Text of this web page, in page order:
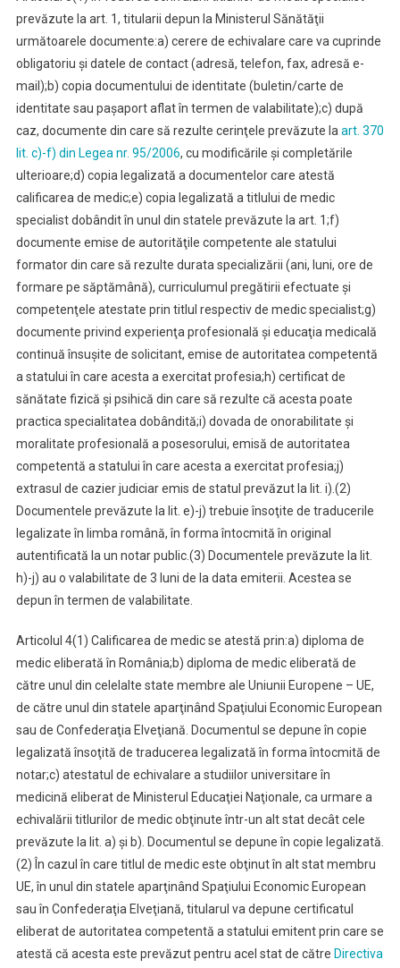
prevăzute la art. 1, titularii depun la Ministerul Sănătăţii
următoarele documente:a) cerere de echivalare care va cuprinde
obligatoriu şi datele de contact (adresă, telefon, fax, adresă e-
mail);b) copia documentului de identitate (buletin/carte de
identitate sau paşaport aflat în termen de valabilitate);c) după
caz, documente din care să rezulte cerinţele prevăzute la art. 370
lit. c)-f) din Legea nr. 95/2006, cu modificările şi completările
ulterioare;d) copia legalizată a documentelor care atestă
calificarea de medic;e) copia legalizată a titlului de medic
specialist dobândit în unul din statele prevăzute la art. 1;f)
documente emise de autorităţile competente ale statului
formator din care să rezulte durata specializării (ani, luni, ore de
formare pe săptămână), curriculumul pregătirii efectuate şi
competenţele atestate prin titlul respectiv de medic specialist;g)
documente privind experienţa profesională şi educaţia medicală
continuă însuşite de solicitant, emise de autoritatea competentă
a statului în care acesta a exercitat profesia;h) certificat de
sănătate fizică şi psihică din care să rezulte că acesta poate
practica specialitatea dobândită;i) dovada de onorabilitate şi
moralitate profesională a posesorului, emisă de autoritatea
competentă a statului în care acesta a exercitat profesia;j)
extrasul de cazier judiciar emis de statul prevăzut la lit. i). (2)
Documentele prevăzute la lit. e)-j) trebuie însoţite de traducerile
legalizate în limba română, în forma întocmită în original
autentificată la un notar public.(3) Documentele prevăzute la lit.
h)-j) au o valabilitate de 3 luni de la data emiterii. Acestea se
depun în termen de valabilitate.
Articolul 4(1) Calificarea de medic se atestă prin:a) diploma de
medic eliberată în România;b) diploma de medic eliberată de
către unul din celelalte state membre ale Uniunii Europene – UE,
de către unul din statele aparţinând Spaţiului Economic European
sau de Confederaţia Elveţiană. Documentul se depune în copie
legalizată însoţită de traducerea legalizată în forma întocmită de
notar;c) atestatul de echivalare a studiilor universitare în
medicină eliberat de Ministerul Educaţiei Naţionale, ca urmare a
echivalării titlurilor de medic obţinute într-un alt stat decât cele
prevăzute la lit. a) şi b). Documentul se depune în copie legalizată.
(2) În cazul în care titlul de medic este obţinut în alt stat membru
UE, în unul din statele aparţinând Spaţiului Economic European
sau în Confederaţia Elveţiană, titularul va depune certificatul
eliberat de autoritatea competentă a statului emitent prin care se
atestă că acesta este prevăzut pentru acel stat de către Directiva